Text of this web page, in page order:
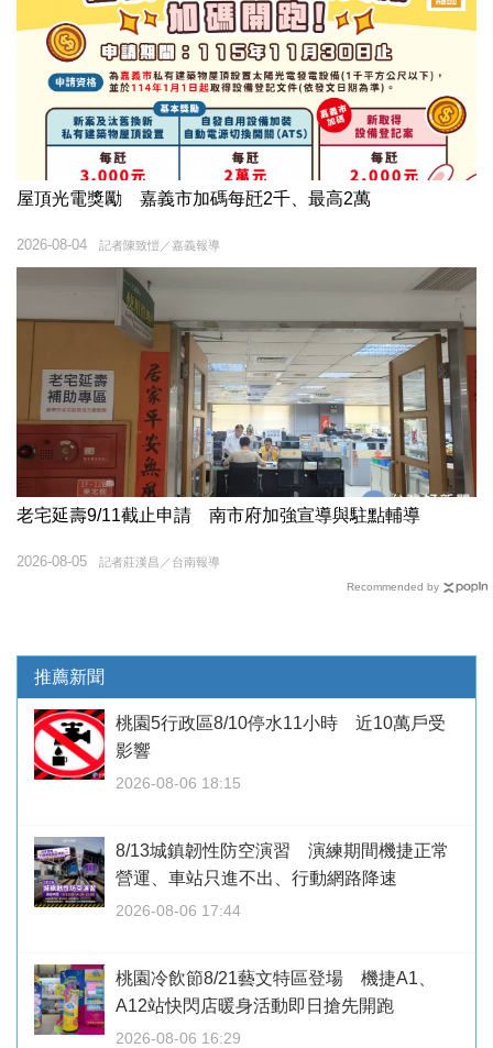
屋頂光電獎勵 嘉義市加碼每瓩2千、最高2萬
記者陳致愷／嘉義報導
2026-08-04
老宅延壽9/11截止申請 南市府加強宣導與駐點輔導
記者莊漢昌／台南報導
2026-08-05
Recommended by
推薦新聞
桃園5行政區8/10停水11小時 近10萬戶受
影響
2026-08-06 18:15
8/13城鎮韌性防空演習 演練期間機捷正常
營運、車站只進不出、行動網路降速
2026-08-06 17:44
桃園冷飲節8/21藝文特區登場 機捷A1、
A12站快閃店暖身活動即日搶先開跑
2026-08-06 16:29